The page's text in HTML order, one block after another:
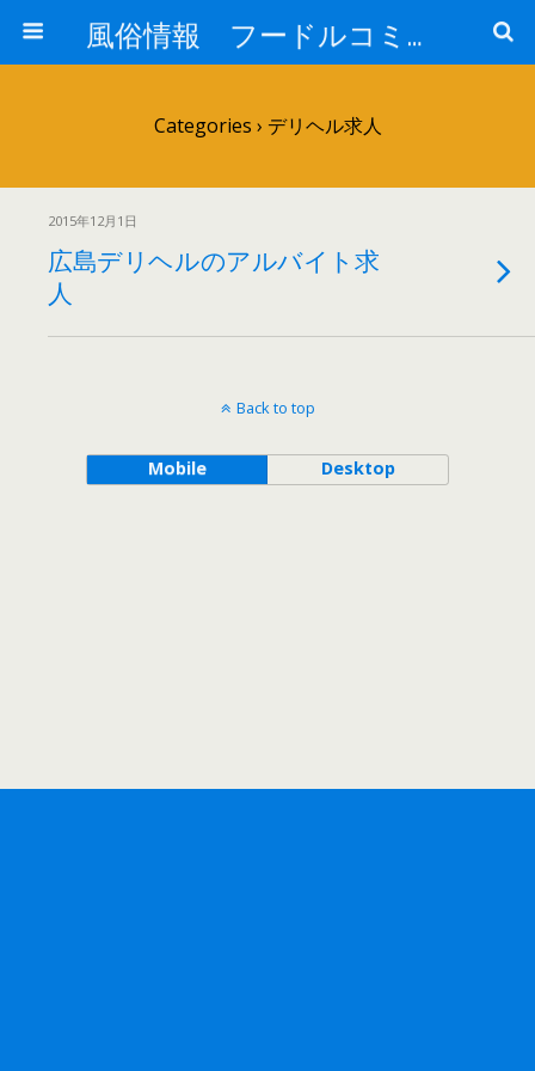
風俗情報 フードルコミュニティー
Categories › デリヘル求人
2015年12月1日
広島デリヘルのアルバイト求
人
Back to top
Mobile Desktop